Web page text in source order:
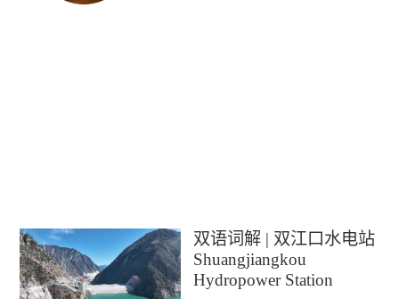
双语词解 | 双江口水电站
Shuangjiangkou
Hydropower Station